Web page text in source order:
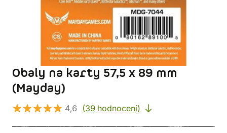
Obaly na karty 57,5 x 89 mm
(Mayday)
4,6 (39 hodnocení)